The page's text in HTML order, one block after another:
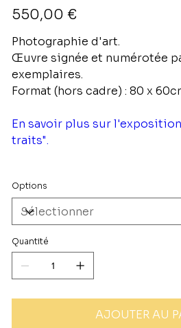
Prix
550,00 €
Photographie d'art.
Œuvre signée et numérotée
exemplaires.
Format (hors cadre) : 80 x
En savoir plus sur
traits".
Options
Quantité
AJOUTER AU